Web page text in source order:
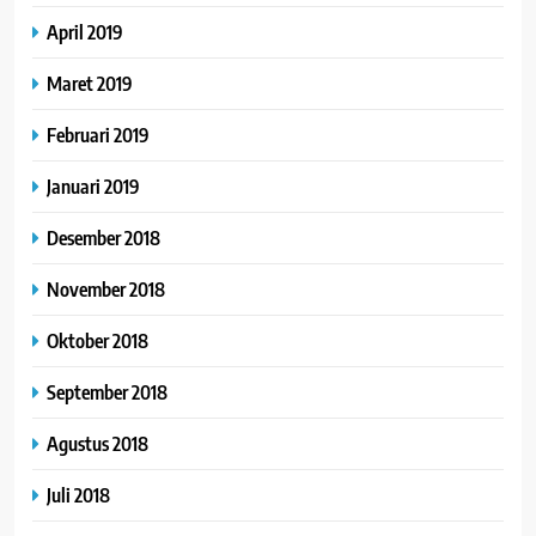
April 2019
Maret 2019
Februari 2019
Januari 2019
Desember 2018
November 2018
Oktober 2018
September 2018
Agustus 2018
Juli 2018